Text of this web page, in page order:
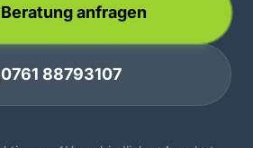
anfragen
0761 88793107